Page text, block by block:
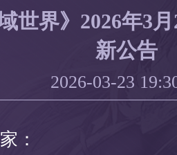
世界》2026年3
新公告
2026-03-23
：